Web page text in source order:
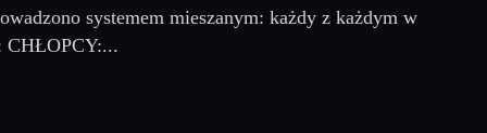
systemem mieszanym: każdy z każdym w
CHŁOPCY:...